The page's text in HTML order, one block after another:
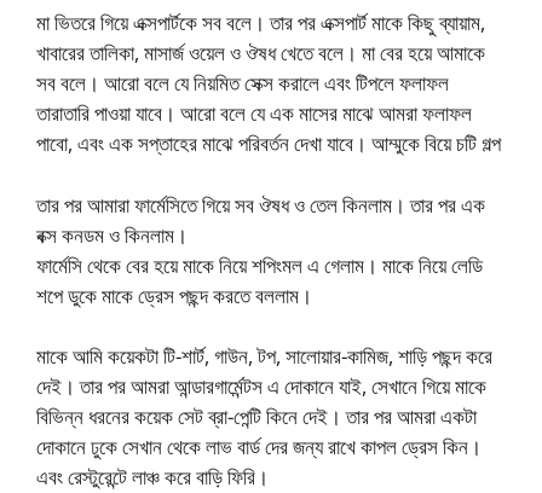
মা ভিতরে গিয়ে এক্সপার্টকে সব বলে। তার পর এক্সপার্ট মাকে কিছু ব্যায়াম,
খাবারের তালিকা, মাসার্জ ওয়েল ও ঔষধ খেতে বলে। মা বের হয়ে আমাকে
সব বলে। আরো বলে যে নিয়মিত সেক্স করালে এবং টিপলে ফলাফল
তারাতারি পাওয়া যাবে। আরো বলে যে এক মাসের মাঝে আমরা ফলাফল
পাবো, এবং এক সপ্তাহের মাঝে পরিবর্তন দেখা যাবে। আম্মুকে বিয়ে চটি গল্প
তার পর আমারা ফার্মেসিতে গিয়ে সব ঔষধ ও তেল কিনলাম। তার পর এক
বক্স কনডম ও কিনলাম।
ফার্মেসি থেকে বের হয়ে মাকে নিয়ে শপিংমল এ গেলাম। মাকে নিয়ে লেডি
শপে ডুকে মাকে ড্রেস পছন্দ করতে বললাম।
মাকে আমি কয়েকটা টি-শার্ট, গাউন, টপ, সালোয়ার-কামিজ, শাড়ি পছন্দ করে
দেই। তার পর আমরা আন্ডারগার্মেন্টস এ দোকানে যাই, সেখানে গিয়ে মাকে
বিভিন্ন ধরনের কয়েক সেট ব্রা-পেন্টি কিনে দেই। তার পর আমরা একটা
দোকানে ঢুকে সেখান থেকে লাভ বার্ড দের জন্য রাখে কাপল ড্রেস কিন।
এবং রেস্টুরেন্টে লাঞ্চ করে বাড়ি ফিরি।